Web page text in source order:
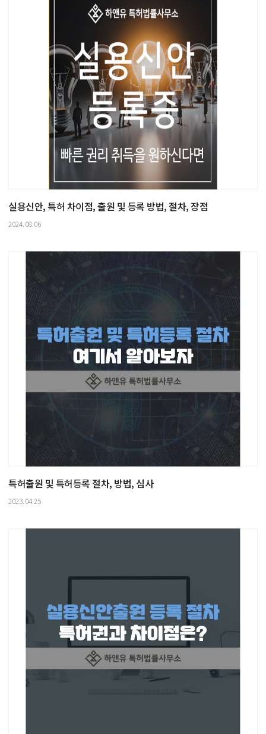
실용신안, 특허 차이점, 출원 및 등록 방법, 절차, 장점
2024.08.06
특허출원 및 특허등록 절차, 방법, 심사
2023.04.25